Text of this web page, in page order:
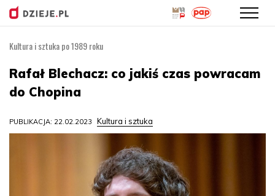
treści
Kultura i sztuka po 1989 roku
Rafał Blechacz: co jakiś czas powracam
do Chopina
PUBLIKACJA: 22.02.2023 Kultura i sztuka